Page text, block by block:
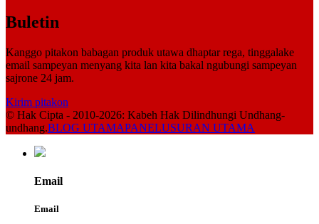
Buletin
Kanggo pitakon babagan produk utawa dhaptar rega, tinggalake
email sampeyan menyang kita lan kita bakal ngubungi sampeyan
sajrone 24 jam.
Kirim pitakon
© Hak Cipta - 2010-2026: Kabeh Hak Dilindhungi Undhang-
undhang.BLOG UTAMAPANELUSURAN UTAMA
Email
Email